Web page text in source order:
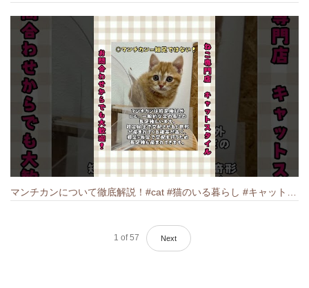
マンチカンについて徹底解説！#cat #猫のいる暮らし #キャット #ねこ #ペットショップ #munchkin #マンチカン
1 of 57 Next